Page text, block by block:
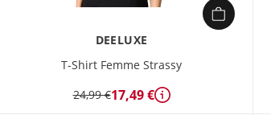
DEELUXE
T-Shirt Femme Strassy
24,99 €17,49 € Détails